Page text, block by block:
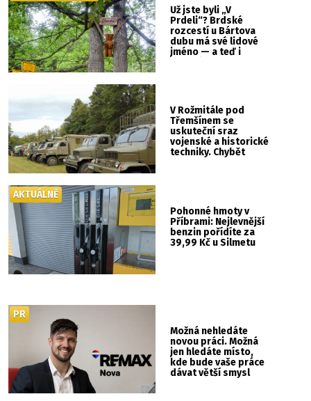
Už jste byli „V
Prdeli“? Brdské
rozcestí u Bártova
dubu má své lidové
jméno — a teď i
V Rožmitále pod
Třemšínem se
uskuteční sraz
vojenské a historické
techniky. Chybět
Pohonné hmoty v
Příbrami: Nejlevnější
benzin pořídíte za
39,99 Kč u Silmetu
AKTUÁLNĚ
Možná nehledáte
novou práci. Možná
jen hledáte místo,
kde bude vaše práce
dávat větší smysl
PR